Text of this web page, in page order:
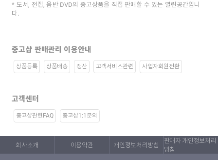
도서, 전집, 음반 DVD의 중고상품을 직접 판매할 수 있는 열린공간입니
다.
중고샵 판매관리 이용안내
상품등록 상품배송 정산 고객서비스관련 사업자회원전환
고객센터
중고샵관련FAQ 중고샵1:1문의
회사소개 이용약관 개인정보처리방침
판매자 개인정보처리
방침